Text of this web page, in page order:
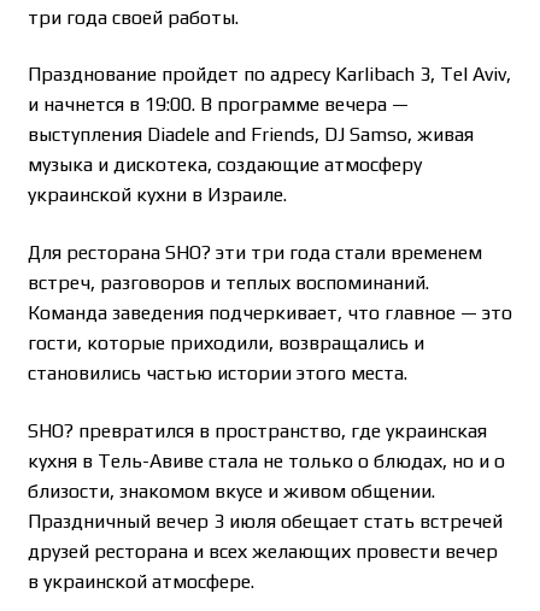
три года своей работы.
Празднование пройдет по адресу Karlibach 3, Tel Aviv,
и начнется в 19:00. В программе вечера —
выступления Diadele and Friends, DJ Samso, живая
музыка и дискотека, создающие атмосферу
украинской кухни в Израиле.
Для ресторана SHO? эти три года стали временем
встреч, разговоров и теплых воспоминаний.
Команда заведения подчеркивает, что главное — это
гости, которые приходили, возвращались и
становились частью истории этого места.
SHO? превратился в пространство, где украинская
кухня в Тель-Авиве стала не только о блюдах, но и о
близости, знакомом вкусе и живом общении.
Праздничный вечер 3 июля обещает стать встречей
друзей ресторана и всех желающих провести вечер
в украинской атмосфере.